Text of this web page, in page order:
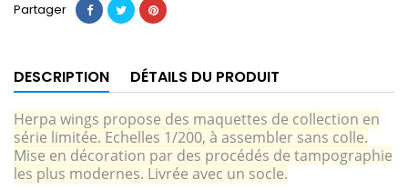
Partager
DESCRIPTION DÉTAILS DU PRODUIT
Herpa wings propose des maquettes de collection en
série limitée. Echelles 1/200, à assembler sans colle.
Mise en décoration par des procédés de tampographie
les plus modernes. Livrée avec un socle.